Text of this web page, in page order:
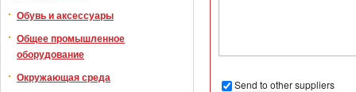
Обувь и аксессуары
Общее промышленное
оборудование
Окружающая среда
Send to other suppliers